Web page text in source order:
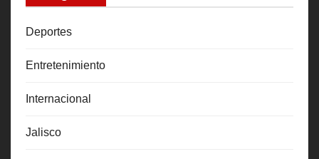
Deportes
Entretenimiento
Internacional
Jalisco